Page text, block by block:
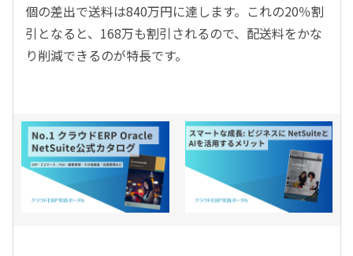
個の差出で送料は840万円に達します。これの20％割
引となると、168万も割引されるので、配送料をかな
り削減できるのが特長です。